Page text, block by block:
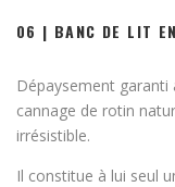
06 | BANC DE LIT
Dépaysement
cannage de rotin
irrésistible.
Il constitue à lui seul